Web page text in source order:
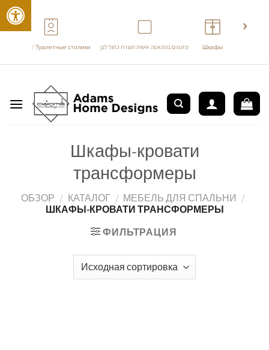
‹
Шкафы מזנונים בהתאמה אישית תוצרת כחול לבן Трюмо / Туалетные столики
›
содержанию
Шкафы-кровати
трансформеры
ОБЗОР / КАТАЛОГ / МЕБЕЛЬ ДЛЯ СПАЛЬНИ /
ШКАФЫ-КРОВАТИ ТРАНСФОРМЕРЫ
ФИЛЬТРАЦИЯ